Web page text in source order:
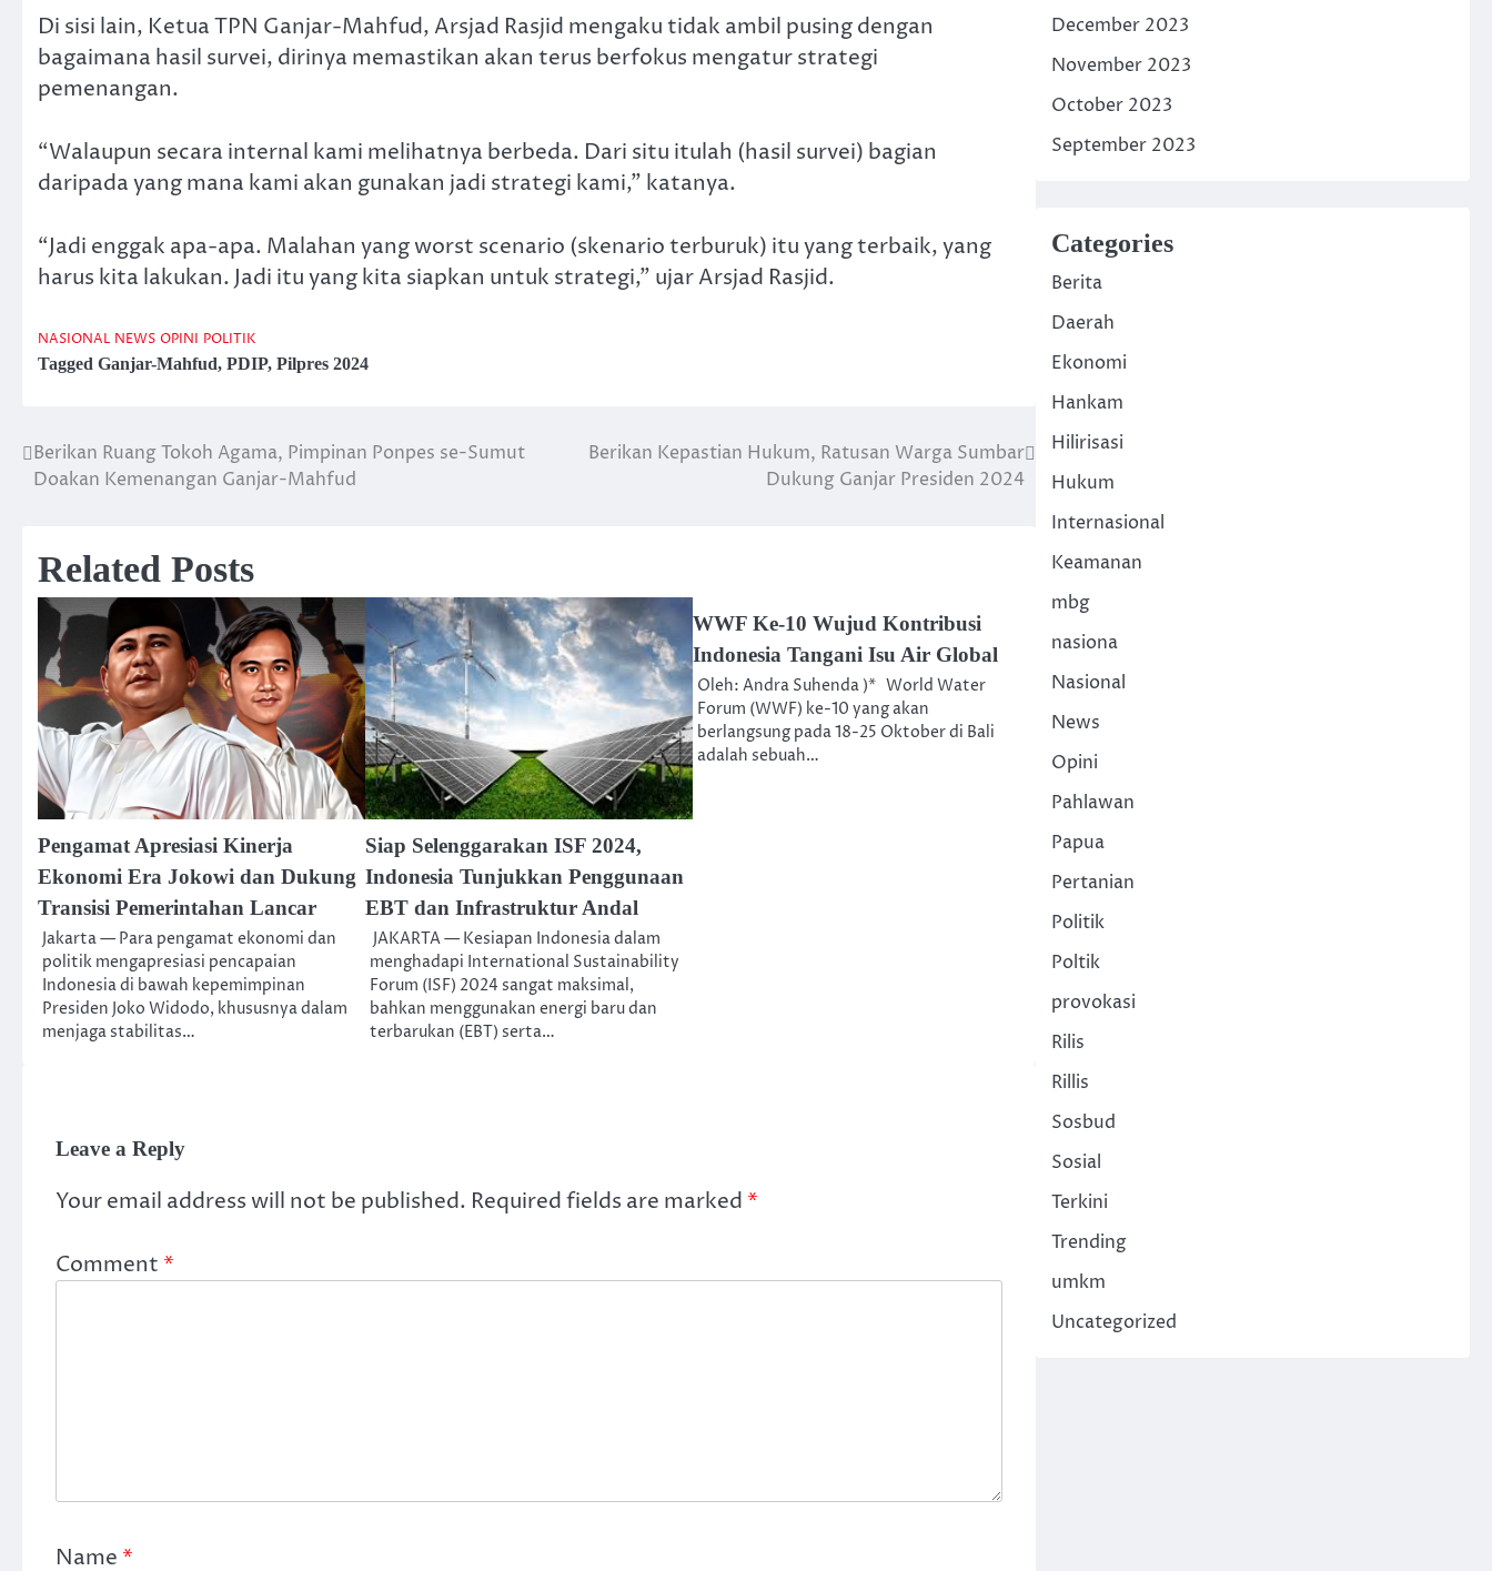
Di sisi lain, Ketua TPN Ganjar-Mahfud, Arsjad Rasjid mengaku tidak ambil pusing dengan
bagaimana hasil survei, dirinya memastikan akan terus berfokus mengatur strategi
pemenangan.
“Walaupun secara internal kami melihatnya berbeda. Dari situ itulah (hasil survei) bagian
daripada yang mana kami akan gunakan jadi strategi kami,” katanya.
“Jadi enggak apa-apa. Malahan yang worst scenario (skenario terburuk) itu yang terbaik, yang
harus kita lakukan. Jadi itu yang kita siapkan untuk strategi,” ujar Arsjad Rasjid.
NASIONAL NEWS OPINI POLITIK
Tagged Ganjar-Mahfud, PDIP, Pilpres 2024
Post
Berikan Ruang Tokoh Agama, Pimpinan Ponpes se-Sumut
Doakan Kemenangan Ganjar-Mahfud
Berikan Kepastian Hukum, Ratusan Warga Sumbar
Dukung Ganjar Presiden 2024
Related Posts
Pengamat Apresiasi Kinerja
Ekonomi Era Jokowi dan Dukung
Transisi Pemerintahan Lancar
Jakarta — Para pengamat ekonomi dan
politik mengapresiasi pencapaian
Indonesia di bawah kepemimpinan
Presiden Joko Widodo, khususnya dalam
menjaga stabilitas…
Siap Selenggarakan ISF 2024,
Indonesia Tunjukkan Penggunaan
EBT dan Infrastruktur Andal
JAKARTA — Kesiapan Indonesia dalam
menghadapi International Sustainability
Forum (ISF) 2024 sangat maksimal,
bahkan menggunakan energi baru dan
terbarukan (EBT) serta…
WWF Ke-10 Wujud Kontribusi
Indonesia Tangani Isu Air Global
Oleh: Andra Suhenda )* World Water
Forum (WWF) ke-10 yang akan
berlangsung pada 18-25 Oktober di Bali
adalah sebuah…
Leave a Reply
Your email address will not be published. Required fields are marked *
Comment *
Name *
December 2023
November 2023
October 2023
September 2023
Categories
Berita
Daerah
Ekonomi
Hankam
Hilirisasi
Hukum
Internasional
Keamanan
mbg
nasiona
Nasional
News
Opini
Pahlawan
Papua
Pertanian
Politik
Poltik
provokasi
Rilis
Rillis
Sosbud
Sosial
Terkini
Trending
umkm
Uncategorized